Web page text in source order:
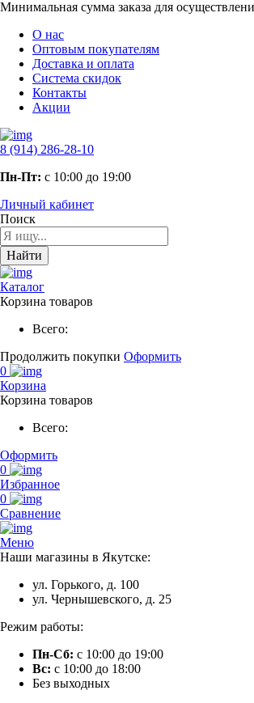
Минимальная сумма заказа для
О нас
Оптовым покупателям
Доставка и оплата
Система скидок
Контакты
Акции
8 (914) 286-28-10
Пн-Пт: с 10:00 до 19:00
Личный кабинет
Поиск
Найти
Каталог
Корзина товаров
Всего:
Продолжить покупки Оформить
0
Корзина
Корзина товаров
Всего:
Оформить
0
Избранное
0
Сравнение
Меню
Наши магазины в Якутске:
ул. Горького, д. 100
ул. Чернышевского, д. 25
Режим работы:
Пн-Сб: с 10:00 до 19:00
Вс: с 10:00 до 18:00
Без выходных